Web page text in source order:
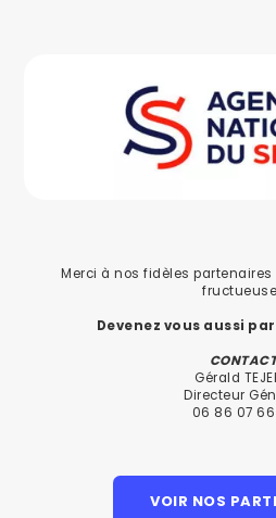
Merci à nos fidèles
Devenez vous aussi
Gérald
Directeur
06 86 07 66
VOIR NOS